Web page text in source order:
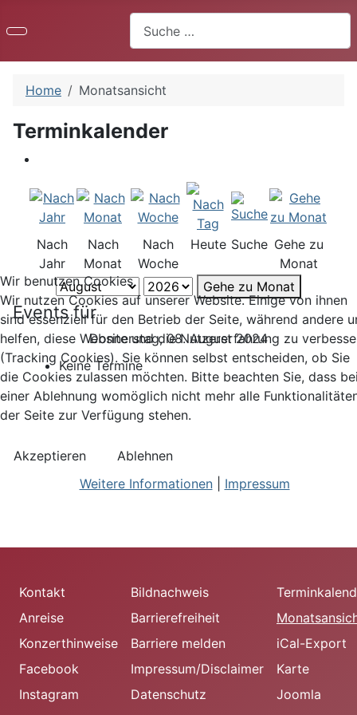
Home Monatsansicht
Terminkalender
Nach
Jahr
Nach
Monat
Nach
Woche
Heute Suche Gehe zu
Monat
Gehe zu Monat
Events für
Donnerstag, 08. August 2024
Keine Termine
Kontakt
Anreise
Konzerthinweise
Facebook
Instagram
Bildnachweis
Barrierefreiheit
Barriere melden
Impressum/Disclaimer
Datenschutz
iCal-Export
Karte
Joomla
Wir benutzen Cookies
Wir nutzen Cookies auf unserer Website. Einige von ihnen
sind essenziell für den Betrieb der Seite, während andere
helfen, diese Website und die Nutzererfahrung zu
(Tracking Cookies). Sie können selbst entscheiden, ob Sie
die Cookies zulassen möchten. Bitte beachten Sie, dass
einer Ablehnung womöglich nicht mehr alle
der Seite zur Verfügung stehen.
Akzeptieren
Ablehnen
Weitere Informationen| Impressum